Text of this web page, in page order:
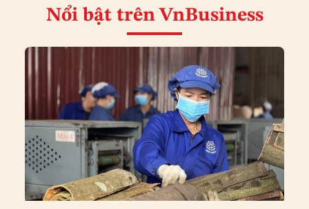
Nổi bật trên VnBusiness